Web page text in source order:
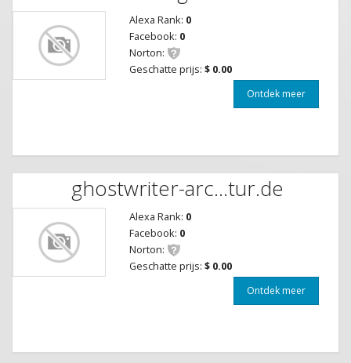
Alexa Rank: 0
Facebook: 0
Norton:
Geschatte prijs: $ 0.00
Ontdek meer
ghostwriter-arc...tur.de
Alexa Rank: 0
Facebook: 0
Norton:
Geschatte prijs: $ 0.00
Ontdek meer